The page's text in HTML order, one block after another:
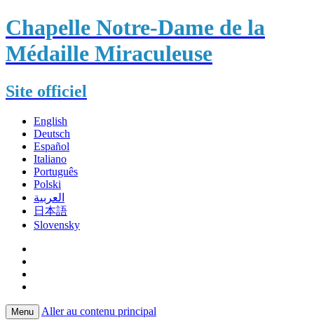
Chapelle Notre-Dame de la
Médaille Miraculeuse
Site officiel
English
Deutsch
Español
Italiano
Português
Polski
العربية
日本語
Slovensky
Menu Aller au contenu principal